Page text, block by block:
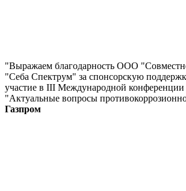
"Выражаем благодарность ООО
"Себа Спектрум" за спонсорскую
участие в III Международной конференции
"Актуальные вопросы
Газпром